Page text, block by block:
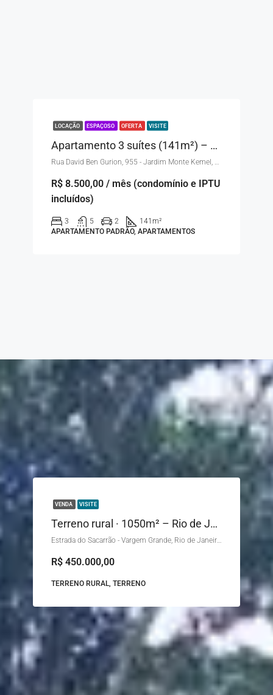
LOCAÇÃO ESPAÇOSO OFERTA VISITE
Apartamento 3 suítes (141m²) – Paulistano – Bairro Privativo
R$ 8.500,00 / mês (condomínio e IPTU
incluídos)
3 5 2 141 m²
APARTAMENTO PADRÃO, APARTAMENTOS
VENDA VISITE
Terreno rural · 1050m² – Rio de Janeiro
Estrada do Sacarrão - Vargem Grande, Rio de Janeiro - RJ, Brasil
R$ 450.000,00
TERRENO RURAL, TERRENO